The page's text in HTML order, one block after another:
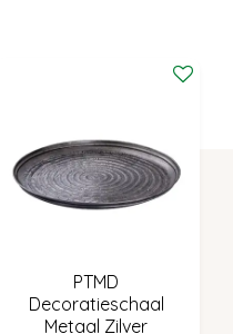
PTMD
Decoratieschaal
Metaal Zilver